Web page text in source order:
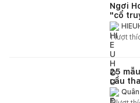
Ngơi
"cổ
1lượt
25
cầu
tích